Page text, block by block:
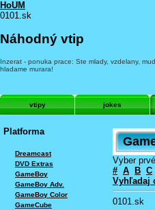
HoUM
0101.sk
Náhodný vtip
Inzerat - ponuka prace: Ste mlady, vzdelany,
hladame murara!
vtipy jokes
Platforma
Dreamcast
DVD Extras
GameBoy
GameBoy Adv.
GameBoy Color
GameCube
Vyber
# A B C
Vyhľadaj
0101.sk